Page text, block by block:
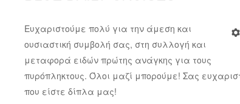
Ευχαριστούμε πολύ για την άμεση και
ουσιαστική συμβολή σας, στη συλλογή και
μεταφορά ειδών πρώτης ανάγκης για τους
πυρόπληκτους. Όλοι μαζί μπορούμε! Σας
που είστε δίπλα μας!